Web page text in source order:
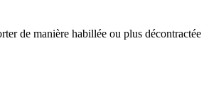
de manière habillée ou plus